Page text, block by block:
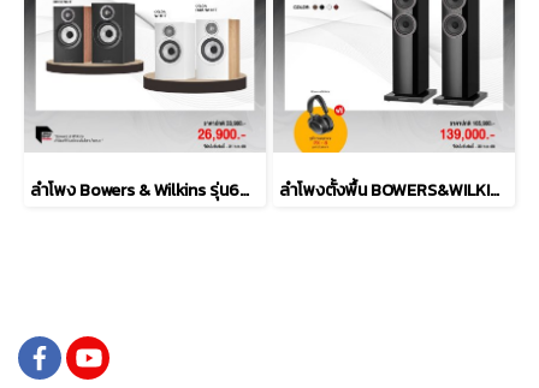
ลำโพง Bowers & Wilkins รุ่น607 S3 ลำโพงตั้งพื้น BOWERS&WILKINS รุ่น 704 S3